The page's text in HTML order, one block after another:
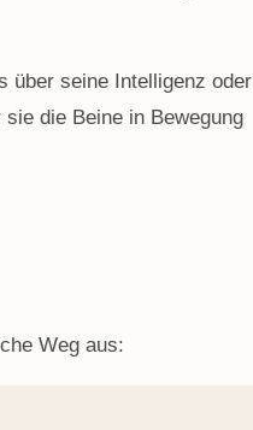
über seine Intelligenz oder
die Beine in Bewegung
Weg aus: